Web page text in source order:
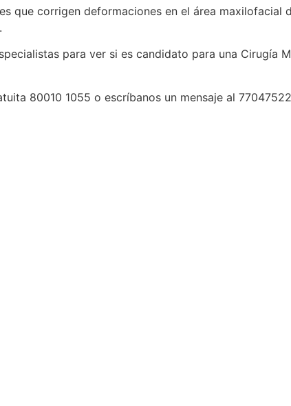
que corrigen deformaciones en el área
para ver si es candidato para una Cirugía
80010 1055 o escríbanos un mensaje al 77047522